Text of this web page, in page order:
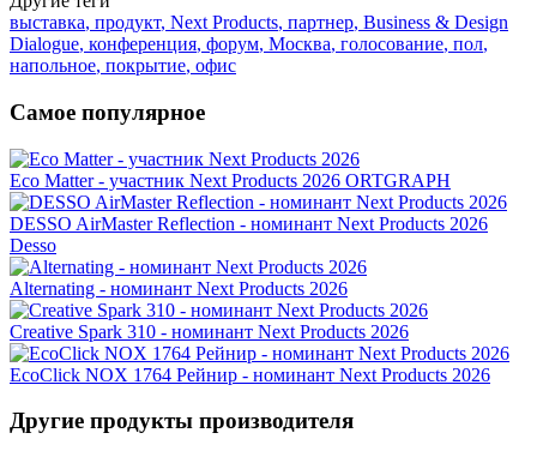
выставка, продукт, Next Products, партнер, Business & Design
Dialogue, конференция, форум, Москва, голосование, пол,
напольное, покрытие, офис
Самое популярное
Eco Matter - участник Next Products 2026 ORTGRAPH
DESSO AirMaster Reflection - номинант Next Products 2026
Desso
Alternating - номинант Next Products 2026
Creative Spark 310 - номинант Next Products 2026
EcoClick NOX 1764 Рейнир - номинант Next Products 2026
Другие продукты производителя